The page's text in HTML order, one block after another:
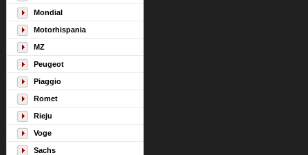
Mondial
Motorhispania
MZ
Peugeot
Piaggio
Romet
Rieju
Voge
Sachs